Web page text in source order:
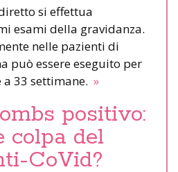
si effettua
esami della gravidanza.
nelle pazienti di
può essere eseguito per
33 settimane. »
positivo:
colpa del
CoVid?